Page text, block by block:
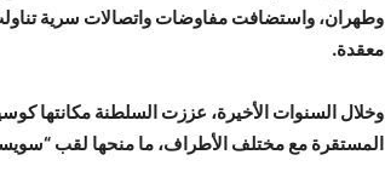
وطهران، واستضافت مفاوضات واتصالات سرية
معقدة.
وخلال السنوات الأخيرة، عززت السلطنة مكانتها
المستقرة مع مختلف الأطراف، ما منحها لقب